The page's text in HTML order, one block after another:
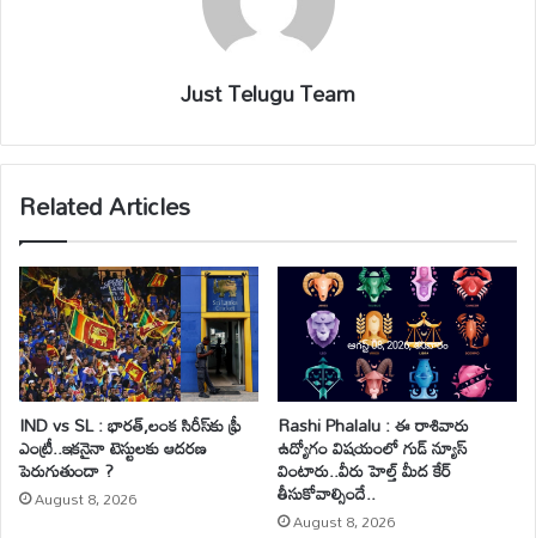
Just Telugu Team
Related Articles
IND vs SL : భారత్,లంక సిరీస్‌కు ఫ్రీ
ఎంట్రీ..ఇకనైనా టెస్టులకు ఆదరణ
పెరుగుతుందా ?
August 8, 2026
Rashi Phalalu : ఈ రాశివారు
ఉద్యోగం విషయంలో గుడ్ న్యూస్
వింటారు..వీరు హెల్త్ మీద కేర్
తీసుకోవాల్సిందే..
August 8, 2026